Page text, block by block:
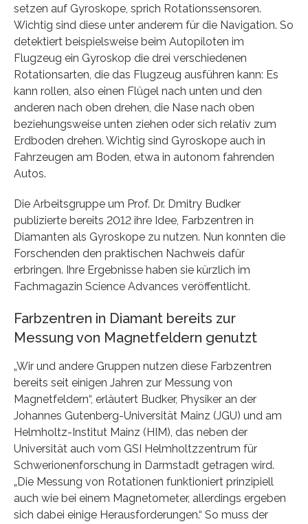
setzen auf Gyroskope, sprich Rotationssensoren.
Wichtig sind diese unter anderem für die Navigation. So
detektiert beispielsweise beim Autopiloten im
Flugzeug ein Gyroskop die drei verschiedenen
Rotationsarten, die das Flugzeug ausführen kann: Es
kann rollen, also einen Flügel nach unten und den
anderen nach oben drehen, die Nase nach oben
beziehungsweise unten ziehen oder sich relativ zum
Erdboden drehen. Wichtig sind Gyroskope auch in
Fahrzeugen am Boden, etwa in autonom fahrenden
Autos.
Die Arbeitsgruppe um Prof. Dr. Dmitry Budker
publizierte bereits 2012 ihre Idee, Farbzentren in
Diamanten als Gyroskope zu nutzen. Nun konnten die
Forschenden den praktischen Nachweis dafür
erbringen. Ihre Ergebnisse haben sie kürzlich im
Fachmagazin Science Advances veröffentlicht.
Farbzentren in Diamant bereits zur
Messung von Magnetfeldern genutzt
„Wir und andere Gruppen nutzen diese Farbzentren
bereits seit einigen Jahren zur Messung von
Magnetfeldern“, erläutert Budker, Physiker an der
Johannes Gutenberg-Universität Mainz (JGU) und am
Helmholtz-Institut Mainz (HIM), das neben der
Universität auch vom GSI Helmholtzzentrum für
Schwerionenforschung in Darmstadt getragen wird.
„Die Messung von Rotationen funktioniert prinzipiell
auch wie bei einem Magnetometer, allerdings ergeben
sich dabei einige Herausforderungen.“ So muss der